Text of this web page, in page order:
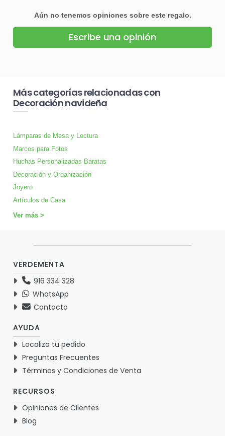
Aún no tenemos opiniones sobre este regalo.
Escribe una opinión
Más categorías relacionadas con
Decoración navideña
Lámparas de Mesa y Lectura
Marcos para Fotos
Huchas Personalizadas Baratas
Decoración y Organización
Joyero
Artículos de Casa
Ver más >
VERDEMENTA
916 334 328
WhatsApp
Contacto
AYUDA
Localiza tu pedido
Preguntas Frecuentes
Términos y Condiciones de Venta
RECURSOS
Opiniones de Clientes
Blog